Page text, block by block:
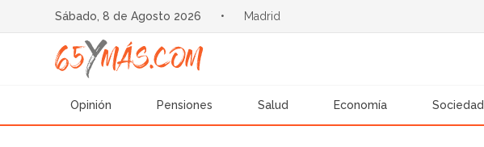
Sábado, 8 de Agosto 2026 • Madrid
Opinión Pensiones Salud Economía Sociedad